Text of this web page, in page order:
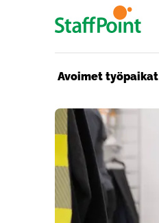
Hyppää pääsisältöön
Avoimet työpaikat